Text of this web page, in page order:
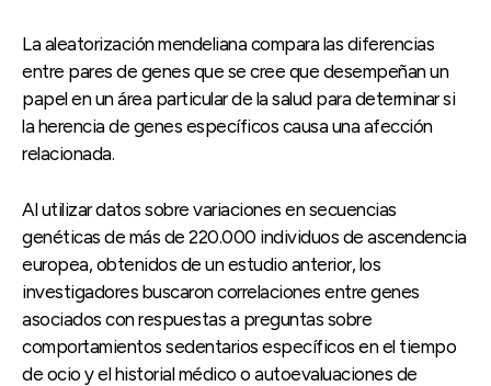
La aleatorización mendeliana compara las diferencias
entre pares de genes que se cree que desempeñan un
papel en un área particular de la salud para determinar si
la herencia de genes específicos causa una afección
relacionada.
Al utilizar datos sobre variaciones en secuencias
genéticas de más de 220.000 individuos de ascendencia
europea, obtenidos de un estudio anterior, los
investigadores buscaron correlaciones entre genes
asociados con respuestas a preguntas sobre
comportamientos sedentarios específicos en el tiempo
de ocio y el historial médico o autoevaluaciones de